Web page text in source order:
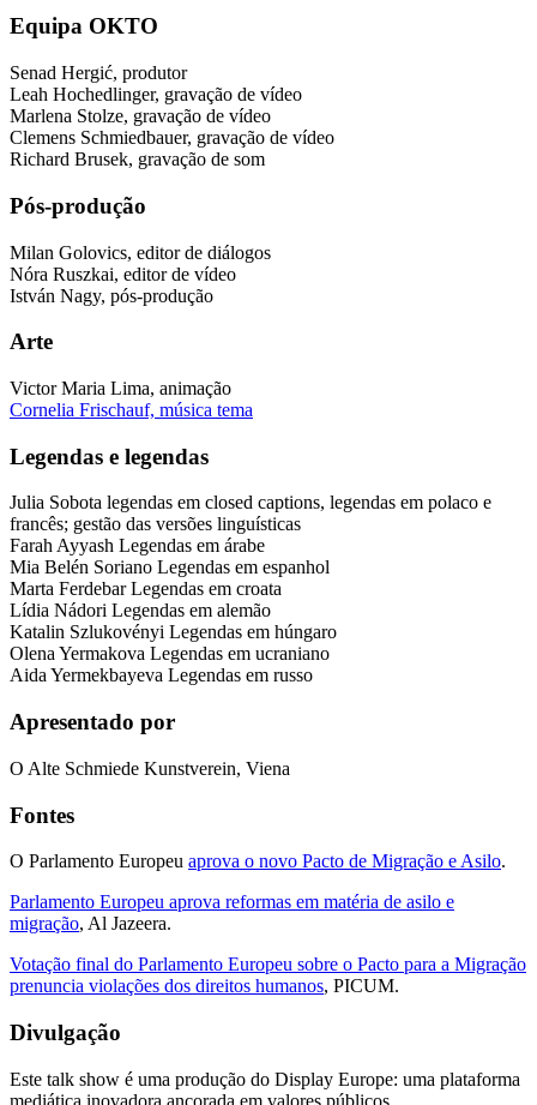
Equipa OKTO
Senad Hergić, produtor
Leah Hochedlinger, gravação de vídeo
Marlena Stolze, gravação de vídeo
Clemens Schmiedbauer, gravação de vídeo
Richard Brusek, gravação de som
Pós-produção
Milan Golovics, editor de diálogos
Nóra Ruszkai, editor de vídeo
István Nagy, pós-produção
Arte
Victor Maria Lima, animação
Cornelia Frischauf, música tema
Legendas e legendas
Julia Sobota legendas em closed captions, legendas em polaco e
francês; gestão das versões linguísticas
Farah Ayyash Legendas em árabe
Mia Belén Soriano Legendas em espanhol
Marta Ferdebar Legendas em croata
Lídia Nádori Legendas em alemão
Katalin Szlukovényi Legendas em húngaro
Olena Yermakova Legendas em ucraniano
Aida Yermekbayeva Legendas em russo
Apresentado por
O Alte Schmiede Kunstverein, Viena
Fontes
O Parlamento Europeu aprova o novo Pacto de Migração e Asilo.
Parlamento Europeu aprova reformas em matéria de asilo e
migração, Al Jazeera.
Votação final do Parlamento Europeu sobre o Pacto para a Migração
prenuncia violações dos direitos humanos, PICUM.
Divulgação
Este talk show é uma produção do Display Europe: uma plataforma
mediática inovadora ancorada em valores públicos.